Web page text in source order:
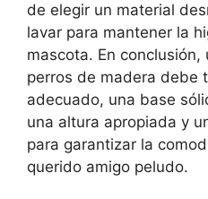
de elegir un material
lavar para mantener la
mascota. En
perros de madera debe
adecuado, una base
una altura apropiada y
para garantizar la
querido amigo peludo.